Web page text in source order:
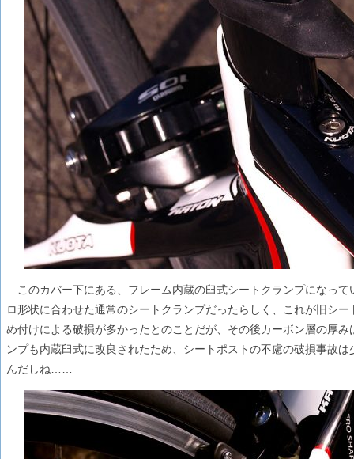
このカバー下にある、フレーム内蔵の臼式シートクランプになって
ロ形状に合わせた通常のシートクランプだったらしく、これが旧シ
め付けによる破損が多かったとのことだが、その後カーボン層の厚
ンプも内蔵臼式に改良されたため、シートポストの不慮の破損事故
んだしね……